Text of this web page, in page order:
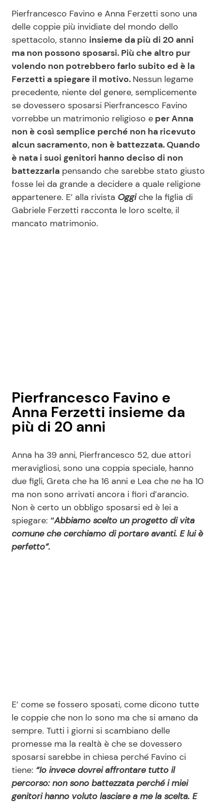
Mondo Mamma
News benessere
Salute
Viaggi e Turismo
Festività
Le Ricette in TV
Primi Piatti
Ricette Facili e Veloci
Ricette Feste
Ricette per Bambini
Seguici
Pierfrancesco Favino e Anna Ferzetti sono una
delle coppie più invidiate del mondo dello
spettacolo, stanno insieme da più di 20 anni
ma non possono sposarsi. Più che altro pur
volendo non potrebbero farlo subito ed è la
Ferzetti a spiegare il motivo. Nessun legame
precedente, niente del genere, semplicemente
se dovessero sposarsi Pierfrancesco Favino
vorrebbe un matrimonio religioso e per Anna
non è così semplice perché non ha ricevuto
alcun sacramento, non è battezzata. Quando
è nata i suoi genitori hanno deciso di non
battezzarla pensando che sarebbe stato giusto
fosse lei da grande a decidere a quale religione
appartenere. E’ alla rivista Oggiche la figlia di
Gabriele Ferzetti racconta le loro scelte, il
mancato matrimonio.
Pierfrancesco Favino e
Anna Ferzetti insieme da
più di 20 anni
Anna ha 39 anni, Pierfrancesco 52, due attori
meravigliosi, sono una coppia speciale, hanno
due figli, Greta che ha 16 anni e Lea che ne ha 10
ma non sono arrivati ancora i fiori d’arancio.
Non è certo un obbligo sposarsi ed è lei a
spiegare: “Abbiamo scelto un progetto di vita
comune che cerchiamo di portare avanti. E lui è
perfetto”.
E’ come se fossero sposati, come dicono tutte
le coppie che non lo sono ma che si amano da
sempre. Tutti i giorni si scambiano delle
promesse ma la realtà è che se dovessero
sposarsi sarebbe in chiesa perché Favino ci
tiene: “Io invece dovrei affrontare tutto il
percorso: non sono battezzata perché i miei
genitori hanno voluto lasciare a me la scelta. E